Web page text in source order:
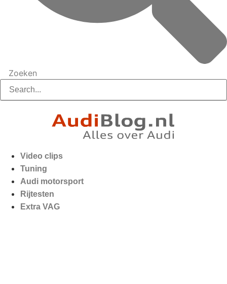
Zoeken
Video clips
Tuning
Audi motorsport
Rijtesten
Extra VAG